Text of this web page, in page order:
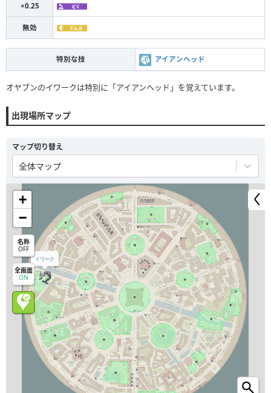
×0.25
無効
特別な技 アイアンヘッド
オヤブンのイワークは特別に「アイアンヘッド」を覚えています。
出現場所マップ
マップ切り替え
全体マップ
イワーク
+
−
名称
OFF
全画面
ON